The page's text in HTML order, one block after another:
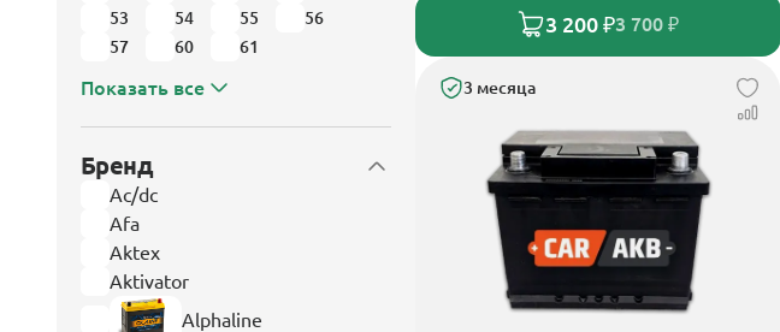
53
54 55
56
57
60 61
Показать все
Бренд
Ac/dc
Afa
Aktex
Aktivator
Alphaline
3 200 ₽3 700 ₽
3 месяца